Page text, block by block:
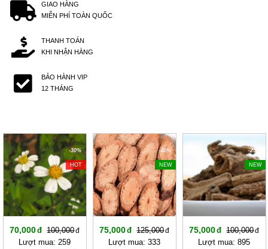
GIAO HÀNG
MIỄN PHÍ TOÀN QUỐC
THANH TOÁN
KHI NHẬN HÀNG
BẢO HÀNH VIP
12 THÁNG
-30%
HOT
70,000
100,000
Lượt mua: 259
-40%
NEW
75,000
125,000
Lượt mua: 333
-25%
NEW
75,000
100,000
Lượt mua: 895